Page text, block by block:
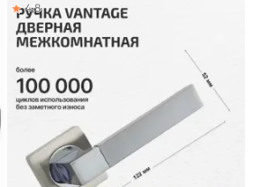
4,8